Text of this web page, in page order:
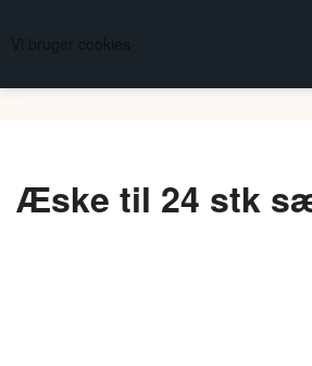
Vi bruger cookies
FREDBERG
Æske til 24 stk